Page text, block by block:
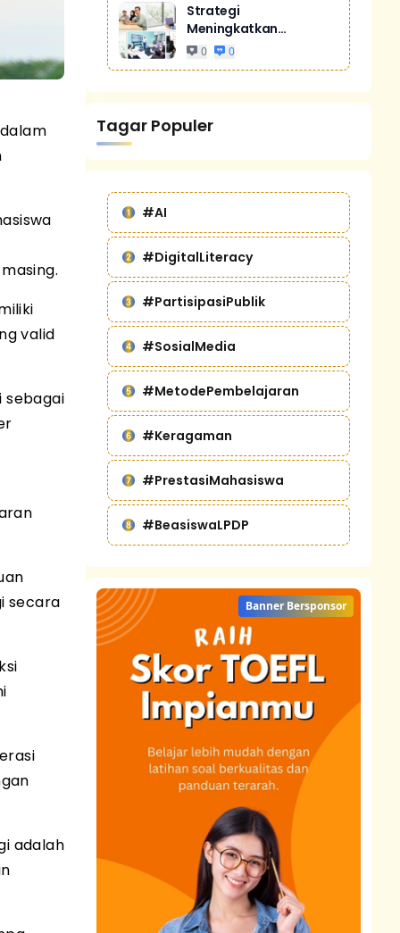
valid
sebagai
secara
adalah
Strategi
Meningkatkan
Penjualan Melalui
0 0
Tagar Populer
#AI
#DigitalLiteracy
#PartisipasiPublik
#SosialMedia
#MetodePembelajaran
#Keragaman
#PrestasiMahasiswa
#BeasiswaLPDP
Banner Bersponsor